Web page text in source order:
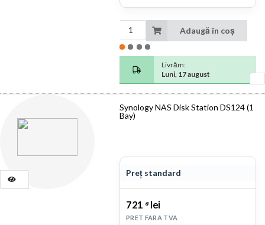
Adaugă în coș
Livrăm:
Luni, 17 august
Synology NAS Disk Station DS124 (1
Bay)
Preț standard
721 69lei
PRET FARA TVA